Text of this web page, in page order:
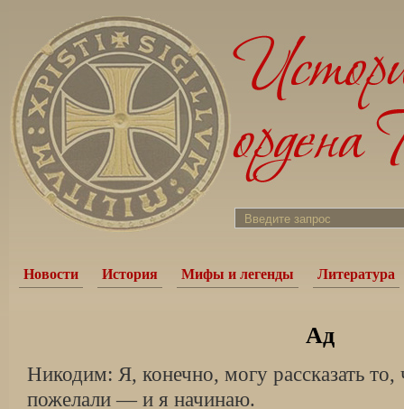
Новости История Мифы и легенды Литература
Ад
Никодим: Я, конечно, могу рассказать
пожелали — и я начинаю.